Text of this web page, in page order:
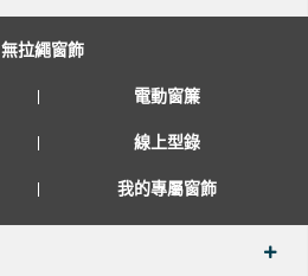
無拉繩窗飾
電動窗簾
線上型錄
我的專屬窗飾